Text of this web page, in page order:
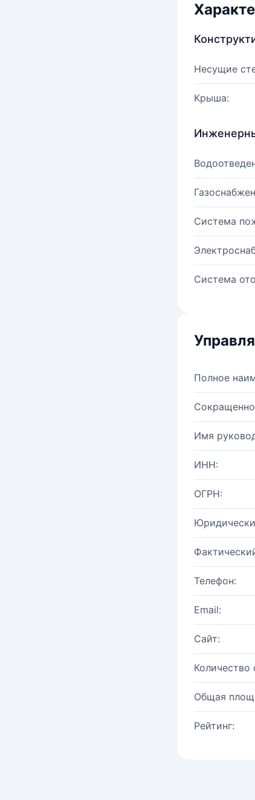
Несущие
Крыша:
Система
Система
Полное
Имя
ИНН:
ОГРН:
Телефон:
Email:
Сайт:
Общая
Рейтинг: